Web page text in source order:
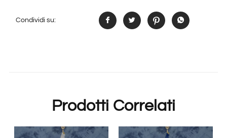
Condividi su:
Prodotti Correlati